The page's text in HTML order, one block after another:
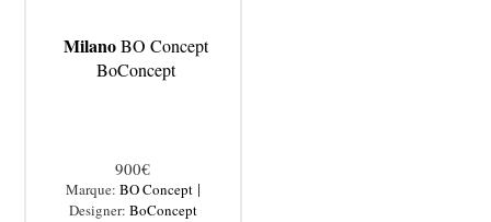
MilanoBO Concept
BoConcept
900€
Marque: BO Concept|
Designer: BoConcept